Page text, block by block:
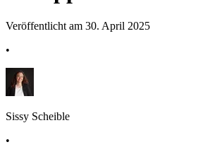
Veröffentlicht am 30. April 2025
•
Sissy Scheible
•